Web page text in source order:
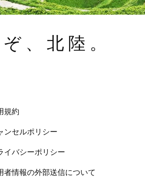
、北陸。
規約
ンセルポリシー
イバシーポリシー
者情報の外部送信について